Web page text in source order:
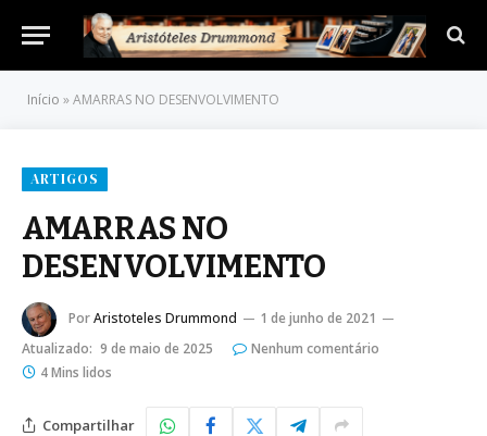
Início »AMARRAS NO DESENVOLVIMENTO
ARTIGOS
AMARRAS NO
DESENVOLVIMENTO
PorAristoteles Drummond
1 de junho de 2021
Atualizado: 9 de maio de 2025
Nenhum comentário
4 Mins lidos
Compartilhar